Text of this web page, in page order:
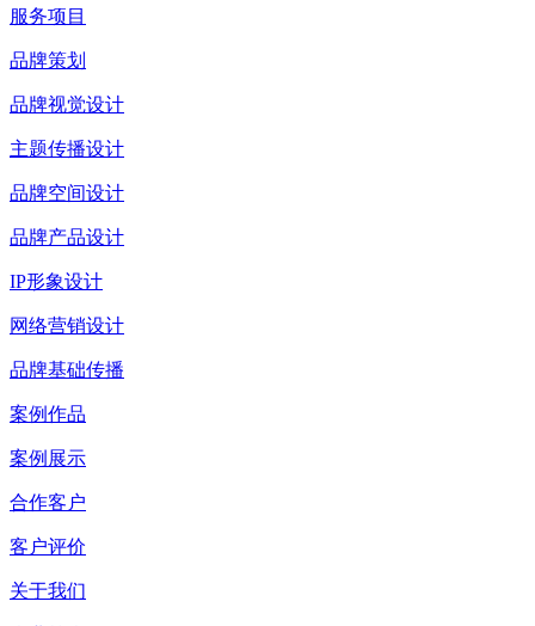
服务项目
品牌策划
品牌视觉设计
主题传播设计
品牌空间设计
品牌产品设计
IP形象设计
网络营销设计
品牌基础传播
案例作品
案例展示
合作客户
客户评价
关于我们